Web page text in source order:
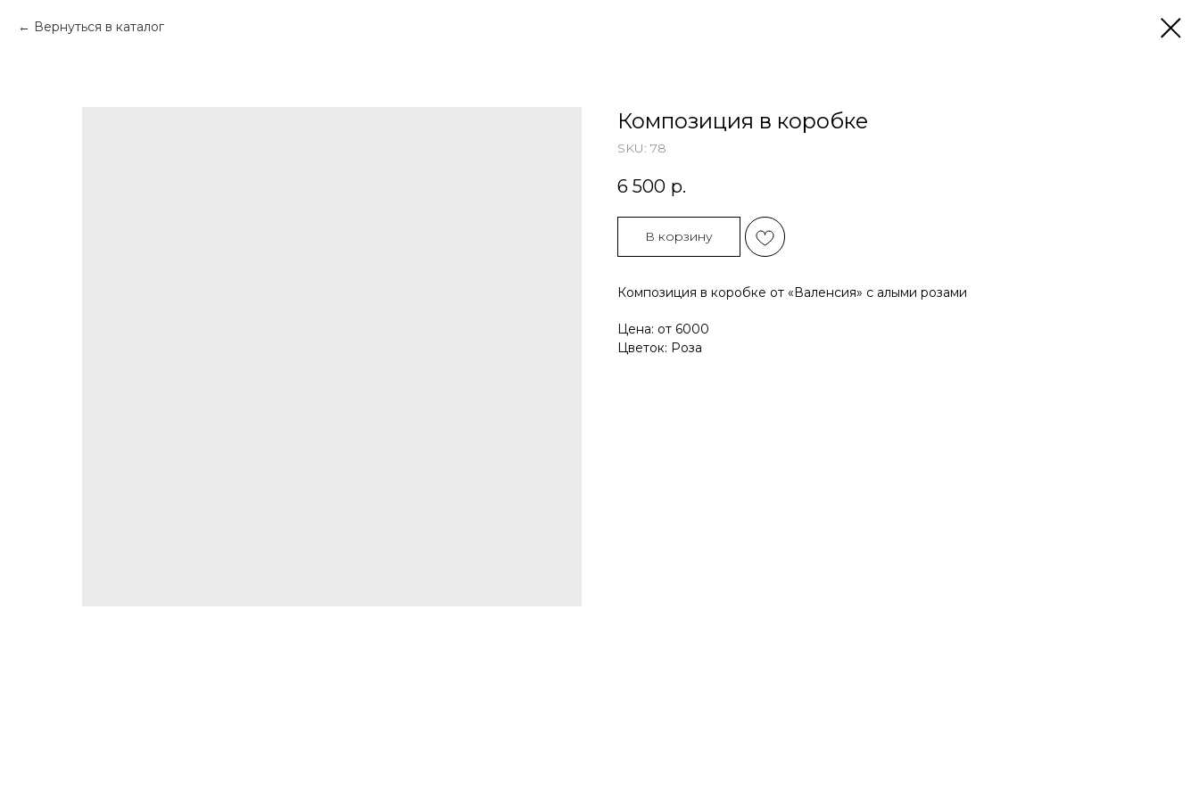
Вернуться в каталог
Композиция в коробке
SKU: 78
6 500 р.
В корзину
Композиция в коробке от «Валенсия» с алыми розами
Цена: от 6000
Цветок: Роза